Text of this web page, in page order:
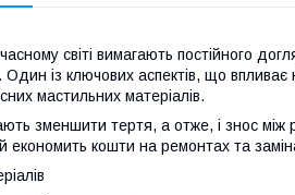
світі вимагають постійного
із ключових аспектів, що впливає
мастильних матеріалів.
зменшити тертя, а отже, і знос між
економить кошти на ремонтах та